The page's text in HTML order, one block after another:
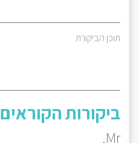
תוכן הביקורת
ביקורות הקוראים
Mr.